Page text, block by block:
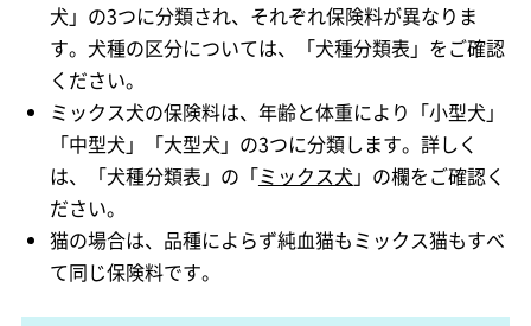
犬」の3つに分類され、それぞれ保険料が異なりま
す。犬種の区分については、「犬種分類表」をご確認
ください。
ミックス犬の保険料は、年齢と体重により「小型犬」
「中型犬」「大型犬」の3つに分類します。詳しく
は、「犬種分類表」の「ミックス犬 」の欄をご確認く
ださい。
猫の場合は、品種によらず純血猫もミックス猫もすべ
て同じ保険料です。